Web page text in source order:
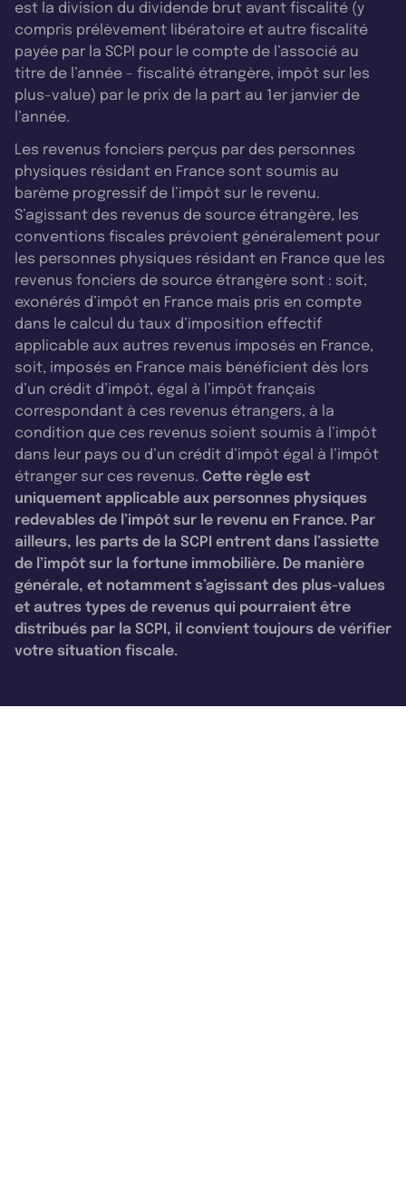
est la division du dividende brut avant fiscalité (y
compris prélèvement libératoire et autre fiscalité
payée par la SCPI pour le compte de l’associé au
titre de l’année - fiscalité étrangère, impôt sur les
plus-value) par le prix de la part au 1er janvier de
l’année.
Les revenus fonciers perçus par des personnes
physiques résidant en France sont soumis au
barème progressif de l’impôt sur le revenu.
S’agissant des revenus de source étrangère, les
conventions fiscales prévoient généralement pour
les personnes physiques résidant en France que les
revenus fonciers de source étrangère sont : soit,
exonérés d’impôt en France mais pris en compte
dans le calcul du taux d’imposition effectif
applicable aux autres revenus imposés en France,
soit, imposés en France mais bénéficient dès lors
d’un crédit d’impôt, égal à l’impôt français
correspondant à ces revenus étrangers, à la
condition que ces revenus soient soumis à l’impôt
dans leur pays ou d’un crédit d’impôt égal à l’impôt
étranger sur ces revenus. Cette règle est
uniquement applicable aux personnes physiques
redevables de l’impôt sur le revenu en France. Par
ailleurs, les parts de la SCPI entrent dans l’assiette
de l’impôt sur la fortune immobilière. De manière
générale, et notamment s’agissant des plus-values
et autres types de revenus qui pourraient être
distribués par la SCPI, il convient toujours de vérifier
votre situation fiscale.